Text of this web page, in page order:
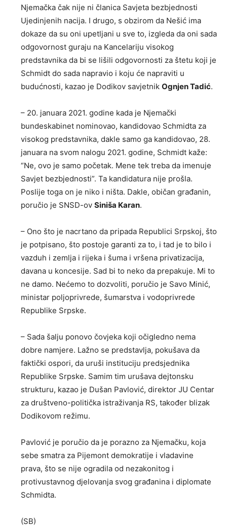
Njemačka čak nije ni članica Savjeta bezbjednosti
Ujedinjenih nacija. I drugo, s obzirom da Nešić ima
dokaze da su oni upetljani u sve to, izgleda da oni sada
odgovornost guraju na Kancelariju visokog
predstavnika da bi se lišili odgovornosti za štetu koji je
Schmidt do sada napravio i koju će napraviti u
budućnosti, kazao je Dodikov savjetnik Ognjen Tadić.
– 20. januara 2021. godine kada je Njemački
bundeskabinet nominovao, kandidovao Schmidta za
visokog predstavnika, dakle samo ga kandidovao, 28.
januara na svom nalogu 2021. godine, Schmidt kaže:
“Ne, ovo je samo početak. Mene tek treba da imenuje
Savjet bezbjednosti”. Ta kandidatura nije prošla.
Poslije toga on je niko i ništa. Dakle, običan građanin,
poručio je SNSD-ov Siniša Karan.
– Ono što je nacrtano da pripada Republici Srpskoj, što
je potpisano, što postoje garanti za to, i tad je to bilo i
vazduh i zemlja i rijeka i šuma i vršena privatizacija,
davana u koncesije. Sad bi to neko da prepakuje. Mi to
ne damo. Nećemo to dozvoliti, poručio je Savo Minić,
ministar poljoprivrede, šumarstva i vodoprivrede
Republike Srpske.
– Sada šalju ponovo čovjeka koji očigledno nema
dobre namjere. Lažno se predstavlja, pokušava da
faktički ospori, da uruši instituciju predsjednika
Republike Srpske. Samim tim urušava dejtonsku
strukturu, kazao je Dušan Pavlović, direktor ЈU Centar
za društveno-politička istraživanja RS, također blizak
Dodikovom režimu.
Pavlović je poručio da je porazno za Njemačku, koja
sebe smatra za Pijemont demokratije i vladavine
prava, što se nije ogradila od nezakonitog i
protivustavnog djelovanja svog građanina i diplomate
Schmidta.
(SB)